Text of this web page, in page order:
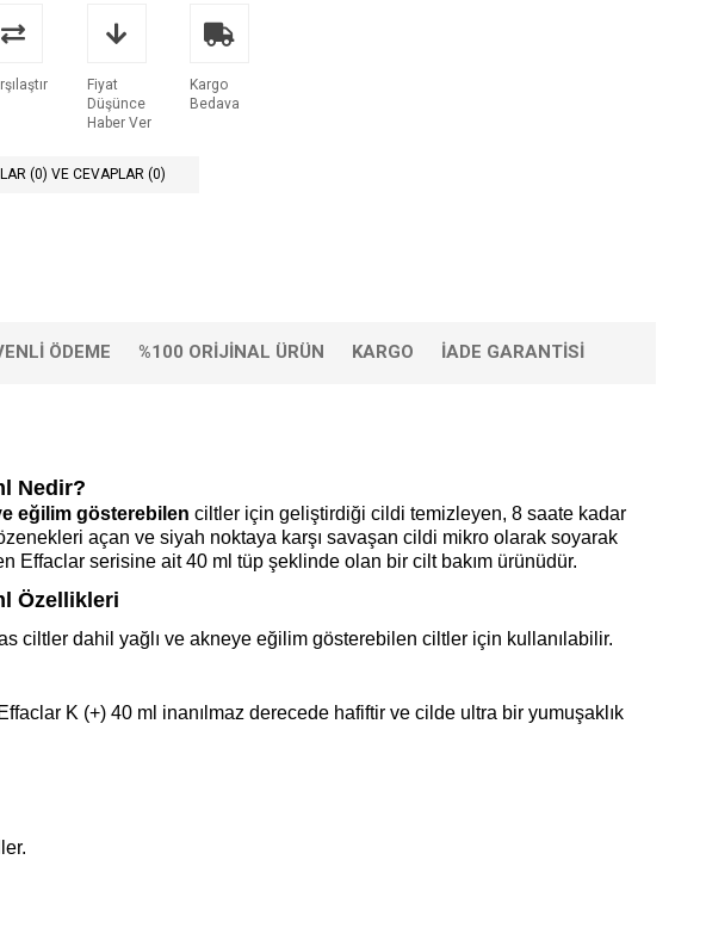
Fiyat
Düşünce
Haber Ver
Kargo
Bedava
(0) VE CEVAPLAR (0)
ÖDEME %100 ORIJINAL ÜRÜN KARGO İADE GARANTISI
Nedir?
eğilim gösterebilen ciltler için geliştirdiği cildi temizleyen, 8 saate kadar
açan ve siyah noktaya karşı savaşan cildi mikro olarak soyarak
Effaclar serisine ait 40 ml tüp şeklinde olan bir cilt bakım ürünüdür.
Özellikleri
ciltler dahil yağlı ve akneye eğilim gösterebilen ciltler için kullanılabilir.
K (+) 40 ml inanılmaz derecede hafiftir ve cilde ultra bir yumuşaklık